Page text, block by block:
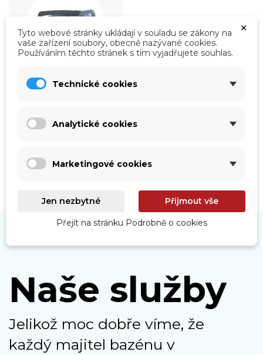
Naše služby
Jelikož moc dobře víme, že
každý majitel bazénu v
×
Tyto webové stránky ukládají v souladu se zákony na
vaše zařízení soubory, obecně nazývané cookies.
Používáním těchto stránek s tím vyjadřujete souhlas.
Technické cookies
Analytické cookies
Marketingové cookies
Jen nezbytné Přijmout vše
Přejít na stránku Podrobně o cookies